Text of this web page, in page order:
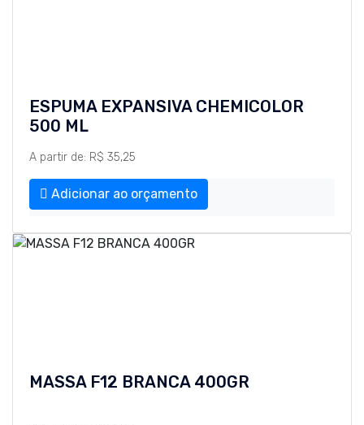
ESPUMA EXPANSIVA CHEMICOLOR
500 ML
A partir de: R$ 35,25
Adicionar ao orçamento
MASSA F12 BRANCA 400GR